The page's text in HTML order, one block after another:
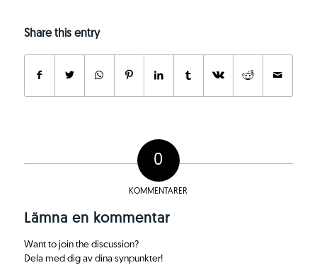
Share this entry
0
KOMMENTARER
Lämna en kommentar
Want to join the discussion?
Dela med dig av dina synpunkter!